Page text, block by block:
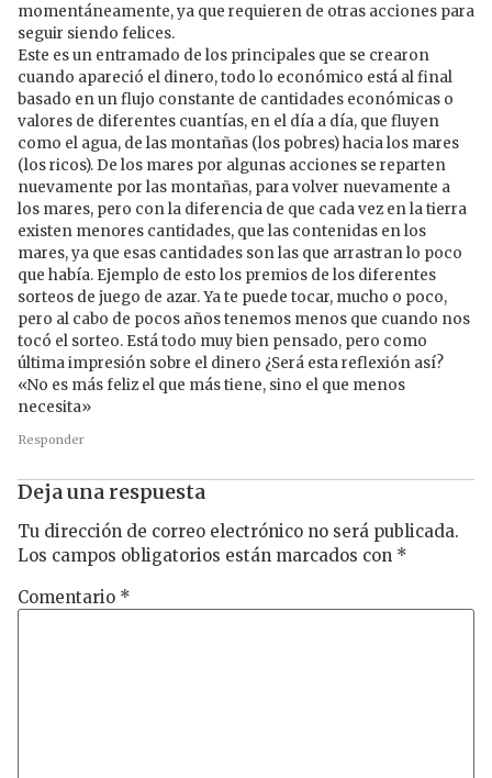
momentáneamente, ya que requieren de otras acciones para
seguir siendo felices.
Este es un entramado de los principales que se crearon
cuando apareció el dinero, todo lo económico está al final
basado en un flujo constante de cantidades económicas o
valores de diferentes cuantías, en el día a día, que fluyen
como el agua, de las montañas (los pobres) hacia los mares
(los ricos). De los mares por algunas acciones se reparten
nuevamente por las montañas, para volver nuevamente a
los mares, pero con la diferencia de que cada vez en la tierra
existen menores cantidades, que las contenidas en los
mares, ya que esas cantidades son las que arrastran lo poco
que había. Ejemplo de esto los premios de los diferentes
sorteos de juego de azar. Ya te puede tocar, mucho o poco,
pero al cabo de pocos años tenemos menos que cuando nos
tocó el sorteo. Está todo muy bien pensado, pero como
última impresión sobre el dinero ¿Será esta reflexión así?
«No es más feliz el que más tiene, sino el que menos
necesita»
Responder
Deja una respuesta
Tu dirección de correo electrónico no será publicada.
Los campos obligatorios están marcados con *
Comentario *